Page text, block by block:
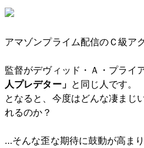
アマゾンプライム配信のＣ級ア
監督がデヴィッド・Ａ・プライ
人プレデター」 と同じ人です。
となると、今度はどんな凄まじ
れるのか？
…そんな歪な期待に鼓動が高ま